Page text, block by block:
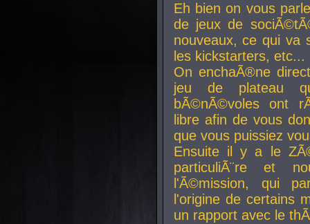
Eh bien on vous
de jeux de
nouveaux, ce qui va
les kickstarters, etc...
On enchaÃ®ne
jeu de plateau
bÃ©nÃ©voles ont
libre afin de vous
que vous puissiez
Ensuite il y a le
particuliÃ¨re et
l'Ã©mission, qui
l'origine de certains
un rapport avec le